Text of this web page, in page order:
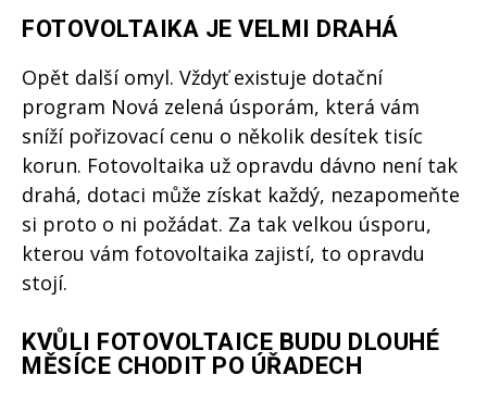
FOTOVOLTAIKA JE VELMI DRAHÁ
Opět další omyl. Vždyť existuje dotační
program Nová zelená úsporám, která vám
sníží pořizovací cenu o několik desítek tisíc
korun. Fotovoltaika už opravdu dávno není tak
drahá, dotaci může získat každý, nezapomeňte
si proto o ni požádat. Za tak velkou úsporu,
kterou vám fotovoltaika zajistí, to opravdu
stojí.
KVŮLI FOTOVOLTAICE BUDU DLOUHÉ
MĚSÍCE CHODIT PO ÚŘADECH